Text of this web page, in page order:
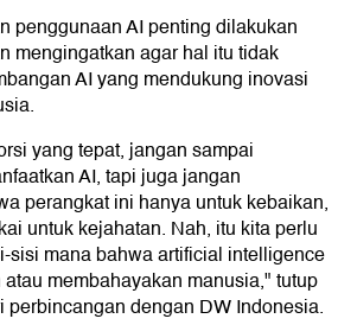
penggunaan AI penting dilakukan
mengingatkan agar hal itu tidak
AI yang mendukung inovasi
yang tepat, jangan sampai
AI, tapi juga jangan
perangkat ini hanya untuk kebaikan,
untuk kejahatan. Nah, itu kita perlu
sisi mana bahwa artificial intelligence
membahayakan manusia," tutup
perbincangan dengan DW Indonesia.